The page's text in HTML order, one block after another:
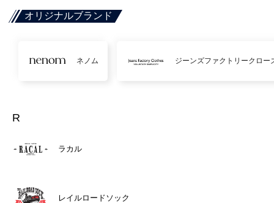
オリジナルブランド
ネノム ジーンズファクトリークロー
R
ラカル
レイルロードソック